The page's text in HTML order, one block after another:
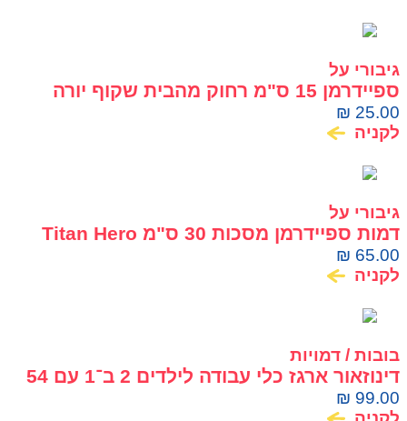
גיבורי על
ספיידרמן 15 ס"מ רחוק מהבית שקוף יורה
חצים SPIDER MAN ₪ 25.00
לקניה
גיבורי על
דמות ספיידרמן מסכות 30 ס"מ Titan Hero
Series
₪ 65.00
לקניה
בובות / דמויות
דינוזאור ארגז כלי עבודה לילדים 2 ב־1 עם 54
חלקים₪ 99.00